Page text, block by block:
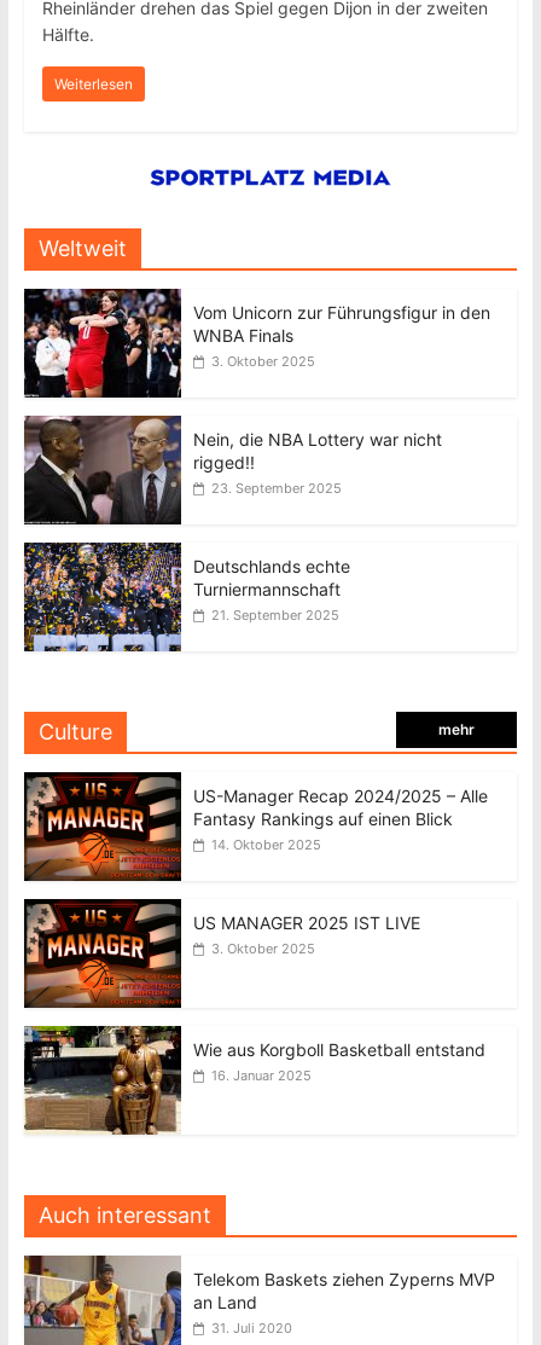
Rheinländer drehen das Spiel gegen Dijon in der zweiten
Hälfte.
Weiterlesen
Weltweit
Vom Unicorn zur Führungsfigur in den
WNBA Finals
3. Oktober 2025
Nein, die NBA Lottery war nicht
rigged!!
23. September 2025
Deutschlands echte
Turniermannschaft
21. September 2025
Culture mehr
US-Manager Recap 2024/2025 – Alle
Fantasy Rankings auf einen Blick
14. Oktober 2025
US MANAGER 2025 IST LIVE
3. Oktober 2025
Wie aus Korgboll Basketball entstand
16. Januar 2025
Auch interessant
Telekom Baskets ziehen Zyperns MVP
an Land
31. Juli 2020